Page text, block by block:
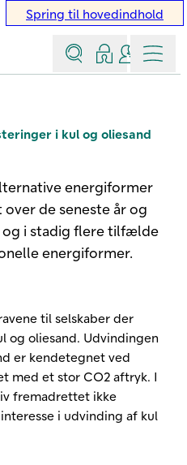
Spring til hovedindhold
Søg Log indKontakt
Menu
i kul og oliesand
energiformer
de seneste år og
og i stadig flere tilfælde
energiformer.
til selskaber der
og oliesand. Udvindingen
er kendetegnet ved
med et stor CO2 aftryk. I
fremadrettet ikke
i udvinding af kul